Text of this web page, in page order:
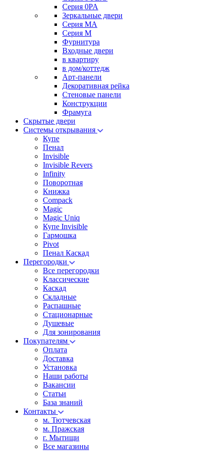
Серия 0PA
Зеркальные двери
Серия MA
Серия M
Фурнитура
Входные двери
в квартиру
в дом/коттедж
Арт-панели
Декоративная рейка
Стеновые панели
Конструкции
Фрамуга
Скрытые двери
Системы открывания
Купе
Пенал
Invisible
Invisible Revers
Infinity
Поворотная
Книжка
Compack
Magic
Magic Uniq
Купе Invisible
Гармошка
Pivot
Пенал Каскад
Перегородки
Все перегородки
Классические
Каскад
Складные
Распашные
Стационарные
Душевые
Для зонирования
Покупателям
Оплата
Доставка
Установка
Наши работы
Вакансии
Статьи
База знаний
Контакты
м. Тютчевская
м. Пражская
г. Мытищи
Все магазины